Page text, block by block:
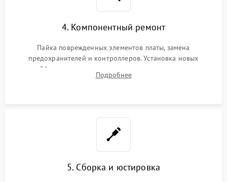
4. Компонентный ремонт
Пайка поврежденных элементов платы, замена
предохранителей и контроллеров. Установка новых
шлейфов, дисплея, механизма затвора или двигателя
автофокуса. Восстановление геометрии тубуса объектива
Подробнее
5. Сборка и юстировка